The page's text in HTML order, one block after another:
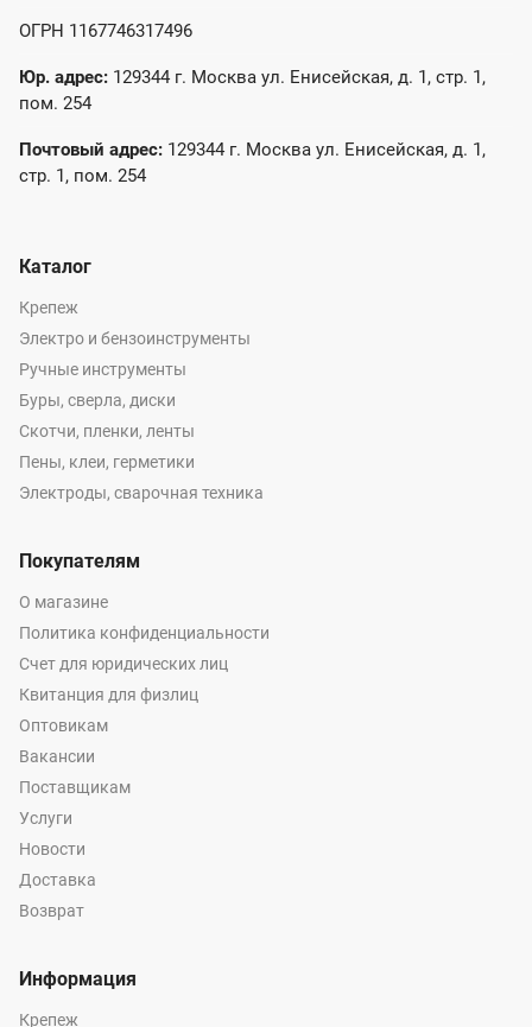
ОГРН 1167746317496
Юр. адрес: 129344 г. Москва ул. Енисейская, д. 1, стр. 1,
пом. 254
Почтовый адрес: 129344 г. Москва ул. Енисейская, д. 1,
стр. 1, пом. 254
Каталог
Крепеж
Электро и бензоинструменты
Ручные инструменты
Буры, сверла, диски
Скотчи, пленки, ленты
Пены, клеи, герметики
Электроды, сварочная техника
Покупателям
О магазине
Политика конфиденциальности
Счет для юридических лиц
Квитанция для физлиц
Оптовикам
Вакансии
Поставщикам
Услуги
Новости
Доставка
Возврат
Информация
Крепеж